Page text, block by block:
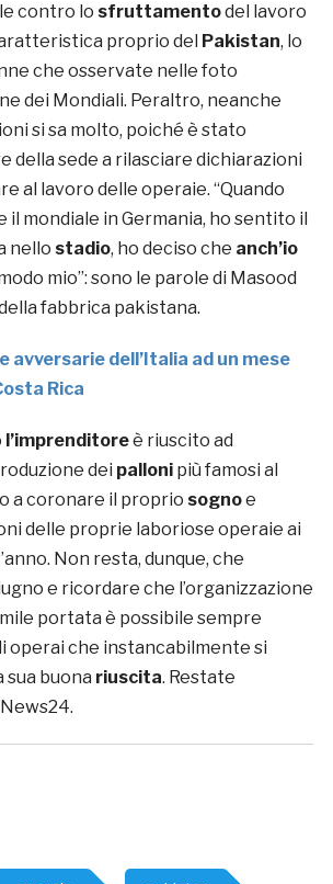
contro lo sfruttamentodel lavoro
proprio del Pakistan, lo
che osservate nelle foto
dei Mondiali. Peraltro, neanche
si sa molto, poiché è stato
della sede a rilasciare dichiarazioni
al lavoro delle operaie. “Quando
il mondiale in Germania, ho sentito il
nello stadio, ho deciso che anch’io
mio”: sono le parole di Masood
fabbrica pakistana.
avversarie dell’Italia ad un mese
Rica
l’imprenditoreè riuscito ad
dei pallonipiù famosi al
a coronare il proprio sognoe
delle proprie laboriose operaie ai
Non resta, dunque, che
e ricordare che l’organizzazione
portata è possibile sempre
operai che instancabilmente si
sua buona riuscita. Restate